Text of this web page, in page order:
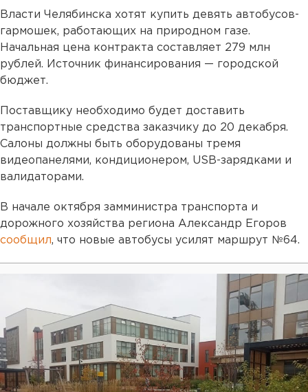
Власти Челябинска хотят купить девять автобусов-
гармошек, работающих на природном газе.
Начальная цена контракта составляет 279 млн
рублей. Источник финансирования — городской
бюджет.
Поставщику необходимо будет доставить
транспортные средства заказчику до 20 декабря.
Салоны должны быть оборудованы тремя
видеопанелями, кондиционером, USB-зарядками и
валидаторами.
В начале октября замминистра транспорта и
дорожного хозяйства региона Александр Егоров
сообщил, что новые автобусы усилят маршрут №64.